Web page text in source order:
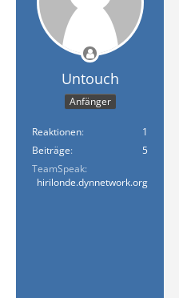
Untouch
Anfänger
Reaktionen
1
Beiträge
5
TeamSpeak
hirilonde.dynnetwork.org